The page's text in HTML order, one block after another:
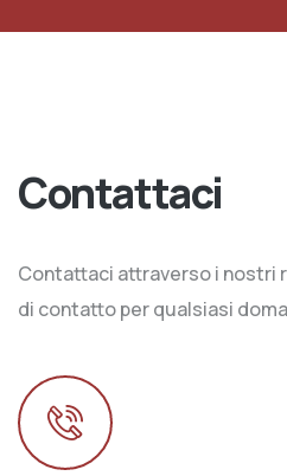
Contattaci
Contattaci attraverso i nostri
di contatto per qualsiasi